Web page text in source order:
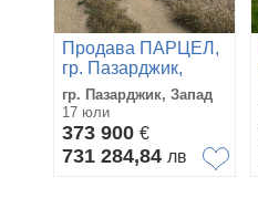
Продава ПАРЦЕЛ,
гр. Пазарджик,
Запад
гр. Пазарджик, Запад
17 юли
373 900 €
731 284,84 лв